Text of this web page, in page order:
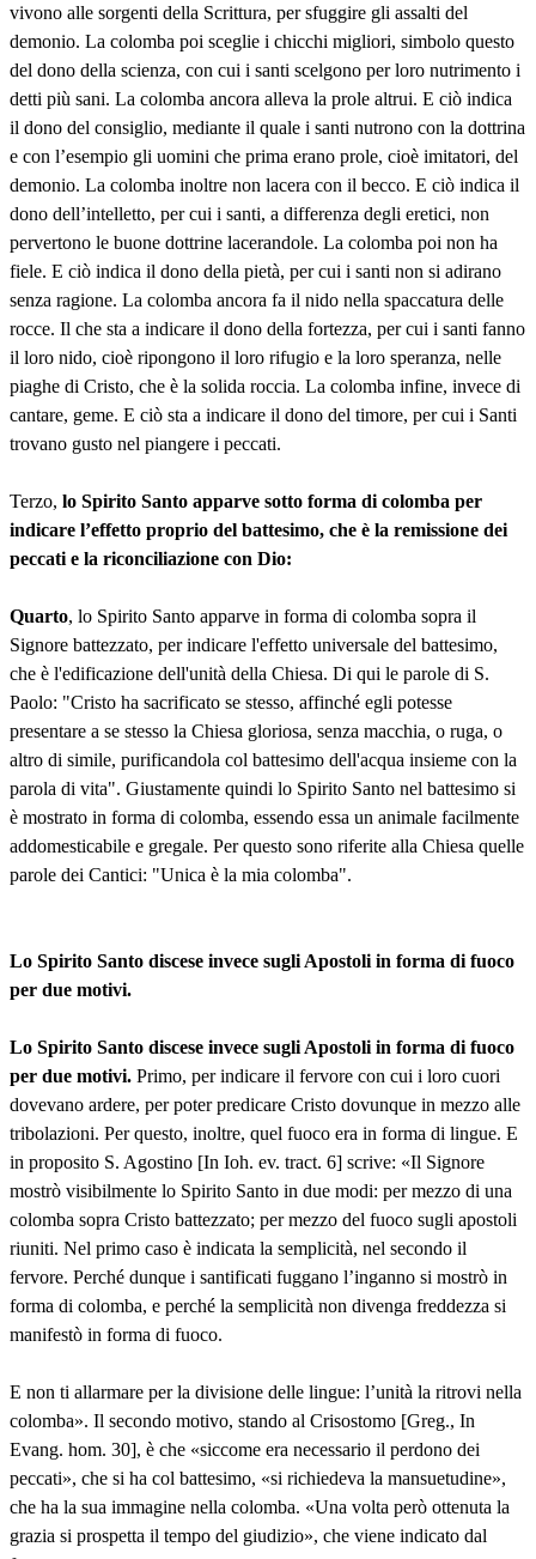
vivono alle sorgenti della Scrittura, per sfuggire gli assalti del
demonio. La colomba poi sceglie i chicchi migliori, simbolo questo
del dono della scienza, con cui i santi scelgono per loro nutrimento i
detti più sani. La colomba ancora alleva la prole altrui. E ciò indica
il dono del consiglio, mediante il quale i santi nutrono con la dottrina
e con l’esempio gli uomini che prima erano prole, cioè imitatori, del
demonio. La colomba inoltre non lacera con il becco. E ciò indica il
dono dell’intelletto, per cui i santi, a differenza degli eretici, non
pervertono le buone dottrine lacerandole. La colomba poi non ha
fiele. E ciò indica il dono della pietà, per cui i santi non si adirano
senza ragione. La colomba ancora fa il nido nella spaccatura delle
rocce. Il che sta a indicare il dono della fortezza, per cui i santi fanno
il loro nido, cioè ripongono il loro rifugio e la loro speranza, nelle
piaghe di Cristo, che è la solida roccia. La colomba infine, invece di
cantare, geme. E ciò sta a indicare il dono del timore, per cui i Santi
trovano gusto nel piangere i peccati.
Terzo, lo Spirito Santo apparve sotto forma di colomba per
indicare l’effetto proprio del battesimo, che è la remissione dei
peccati e la riconciliazione con Dio:
Quarto, lo Spirito Santo apparve in forma di colomba sopra il
Signore battezzato, per indicare l'effetto universale del battesimo,
che è l'edificazione dell'unità della Chiesa. Di qui le parole di S.
Paolo: "Cristo ha sacrificato se stesso, affinché egli potesse
presentare a se stesso la Chiesa gloriosa, senza macchia, o ruga, o
altro di simile, purificandola col battesimo dell'acqua insieme con la
parola di vita". Giustamente quindi lo Spirito Santo nel battesimo si
è mostrato in forma di colomba, essendo essa un animale facilmente
addomesticabile e gregale. Per questo sono riferite alla Chiesa quelle
parole dei Cantici: "Unica è la mia colomba".
Lo Spirito Santo discese invece sugli Apostoli in forma di fuoco
per due motivi.
Lo Spirito Santo discese invece sugli Apostoli in forma di fuoco
per due motivi. Primo, per indicare il fervore con cui i loro cuori
dovevano ardere, per poter predicare Cristo dovunque in mezzo alle
tribolazioni. Per questo, inoltre, quel fuoco era in forma di lingue. E
in proposito S. Agostino [In Ioh. ev. tract. 6] scrive: «Il Signore
mostrò visibilmente lo Spirito Santo in due modi: per mezzo di una
colomba sopra Cristo battezzato; per mezzo del fuoco sugli apostoli
riuniti. Nel primo caso è indicata la semplicità, nel secondo il
fervore. Perché dunque i santificati fuggano l’inganno si mostrò in
forma di colomba, e perché la semplicità non divenga freddezza si
manifestò in forma di fuoco.
E non ti allarmare per la divisione delle lingue: l’unità la ritrovi nella
colomba». Il secondo motivo, stando al Crisostomo [Greg., In
Evang. hom. 30], è che «siccome era necessario il perdono dei
peccati», che si ha col battesimo, «si richiedeva la mansuetudine»,
che ha la sua immagine nella colomba. «Una volta però ottenuta la
grazia si prospetta il tempo del giudizio», che viene indicato dal